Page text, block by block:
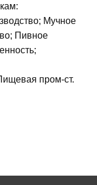
Мучное
Пивное
пром-ст.